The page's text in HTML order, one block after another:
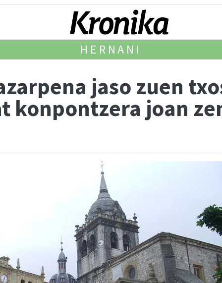
HERNANI
jaso zuen
konpontzera joan